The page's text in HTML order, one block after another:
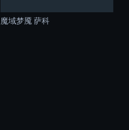
魔域梦魇 萨科